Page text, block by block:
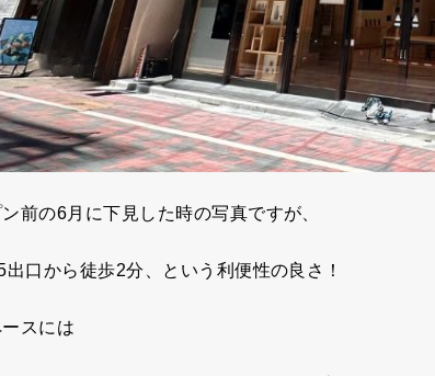
前の6月に下見した時の写真ですが、
口から徒歩2分、という利便性の良さ！
スには